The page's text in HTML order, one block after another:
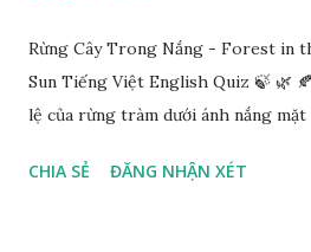
Rừng Cây Trong Nắng - Forest in
Sun Tiếng Việt English Quiz 🍃 🌿
lệ của rừng tràm dưới ánh nắng
CHIA SẺ ĐĂNG NHẬN XÉT